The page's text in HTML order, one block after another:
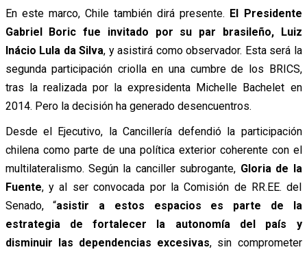
En este marco, Chile también dirá presente. El Presidente
Gabriel Boric fue invitado por su par brasileño, Luiz
Inácio Lula da Silva, y asistirá como observador. Esta será la
segunda participación criolla en una cumbre de los BRICS,
tras la realizada por la expresidenta Michelle Bachelet en
2014. Pero la decisión ha generado desencuentros.
Desde el Ejecutivo, la Cancillería defendió la participación
chilena como parte de una política exterior coherente con el
multilateralismo. Según la canciller subrogante, Gloria de la
Fuente, y al ser convocada por la Comisión de RR.EE. del
Senado, “asistir a estos espacios es parte de la
estrategia de fortalecer la autonomía del país y
disminuir las dependencias excesivas, sin comprometer